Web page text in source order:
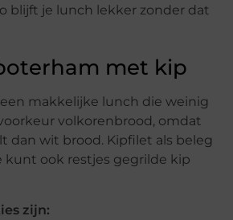
blijft je lunch lekker zonder dat
met kip
makkelijke lunch die weinig
volkorenbrood, omdat
dan wit brood. Kipfilet als beleg
kunt ook restjes gegrilde kip
zijn: